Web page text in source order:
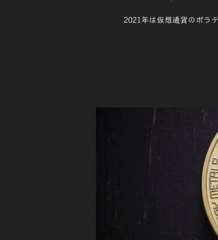
2021年は仮想通貨のボラ